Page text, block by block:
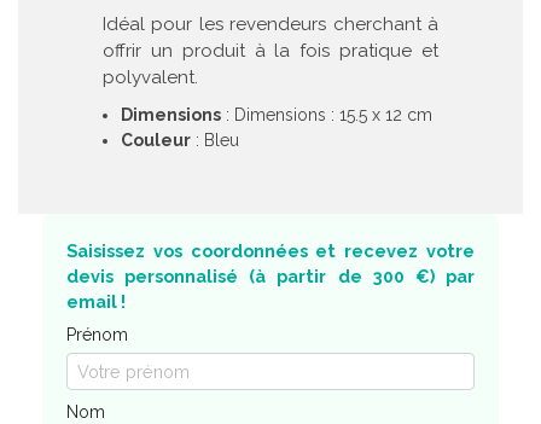
Idéal pour les revendeurs cherchant à
offrir un produit à la fois pratique et
polyvalent.
Dimensions : Dimensions : 15.5 x 12 cm
Couleur : Bleu
Saisissez vos coordonnées et recevez votre
devis personnalisé (à partir de 300 €) par
email !
Prénom
Nom